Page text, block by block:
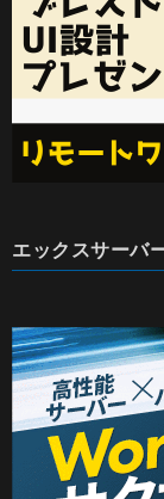
エックスサーバ